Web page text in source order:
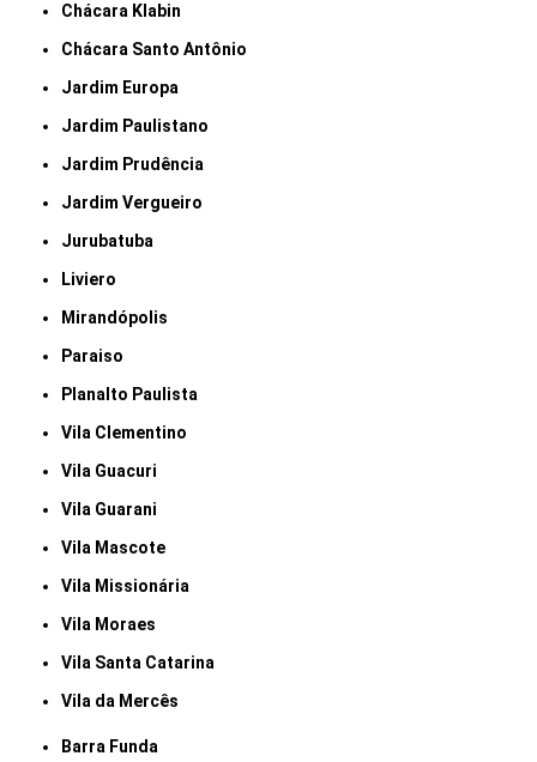
Chácara Klabin
Chácara Santo Antônio
Jardim Europa
Jardim Paulistano
Jardim Prudência
Jardim Vergueiro
Jurubatuba
Liviero
Mirandópolis
Paraiso
Planalto Paulista
Vila Clementino
Vila Guacuri
Vila Guarani
Vila Mascote
Vila Missionária
Vila Moraes
Vila Santa Catarina
Vila da Mercês
Barra Funda